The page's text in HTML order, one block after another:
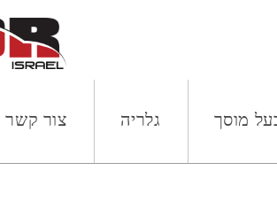
מוסך גלריה צור קשר